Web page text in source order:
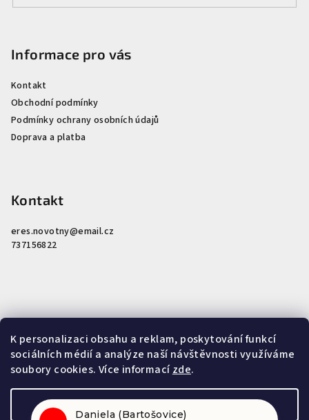
K personalizaci obsahu a reklam, poskytování funkcí
sociálních médií a analýze naší návštěvnosti využíváme
soubory cookies. Více informacízde.
Informace pro vás
Kontakt
Obchodní podmínky
Podmínky ochrany osobních údajů
Doprava a platba
Kontakt
eres.novotny@email.cz
737156822
Nákupní košík
Daniela (Bartošovice)